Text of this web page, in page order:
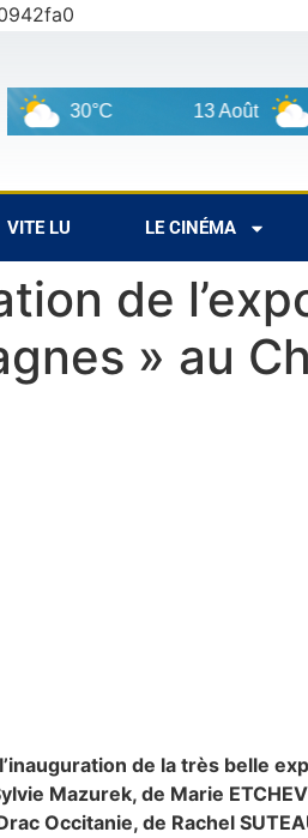
30°C 29°C
VITE LU LE CINÉMA
de
» au
de la très belle
Mazurek, de Marie
Occitanie, de Rachel